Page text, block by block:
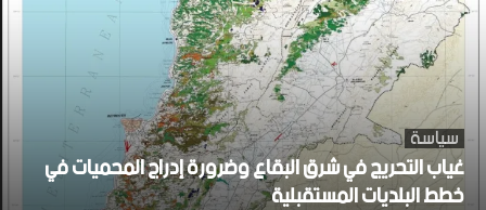
سياسة
غياب التحريج في شرق البقاع وضرورة إدراج المحميات في
خطط البلديات المستقبلية